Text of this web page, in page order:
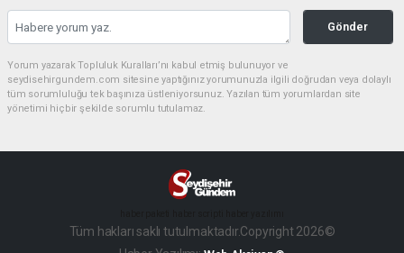
Gönder
Yorum yazarak Topluluk Kuralları’nı kabul etmiş bulunuyor ve
seydisehirgundem.com sitesine yaptığınız yorumunuzla ilgili doğrudan veya dolaylı
tüm sorumluluğu tek başınıza üstleniyorsunuz. Yazılan tüm yorumlardan site
yönetimi hiçbir şekilde sorumlu tutulamaz.
Tüm hakları saklı tutulmaktadır.Copyright 2026©